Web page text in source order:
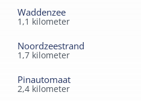
Waddenzee
1,1 kilometer
Noordzeestrand
1,7 kilometer
Pinautomaat
2,4 kilometer